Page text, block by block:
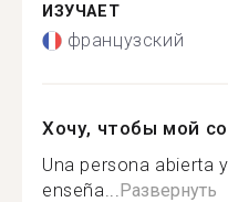
ИЗУЧАЕТ
французский
Хочу, чтобы мой
Una persona abierta
enseña...Развернуть